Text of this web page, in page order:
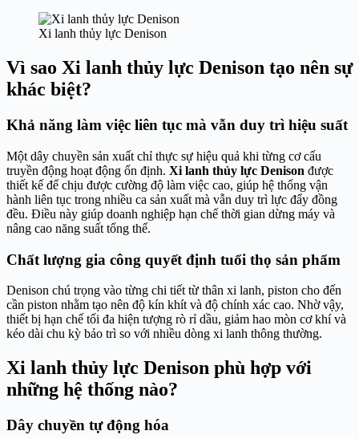
Xi lanh thủy lực Denison
Vì sao Xi lanh thủy lực Denison tạo nên sự
khác biệt?
Khả năng làm việc liên tục mà vẫn duy trì hiệu suất
Một dây chuyền sản xuất chỉ thực sự hiệu quả khi từng cơ cấu
truyền động hoạt động ổn định. Xi lanh thủy lực Denison được
thiết kế để chịu được cường độ làm việc cao, giúp hệ thống vận
hành liên tục trong nhiều ca sản xuất mà vẫn duy trì lực đẩy đồng
đều. Điều này giúp doanh nghiệp hạn chế thời gian dừng máy và
nâng cao năng suất tổng thể.
Chất lượng gia công quyết định tuổi thọ sản phẩm
Denison chú trọng vào từng chi tiết từ thân xi lanh, piston cho đến
cần piston nhằm tạo nên độ kín khít và độ chính xác cao. Nhờ vậy,
thiết bị hạn chế tối đa hiện tượng rò rỉ dầu, giảm hao mòn cơ khí và
kéo dài chu kỳ bảo trì so với nhiều dòng xi lanh thông thường.
Xi lanh thủy lực Denison phù hợp với
những hệ thống nào?
Dây chuyền tự động hóa